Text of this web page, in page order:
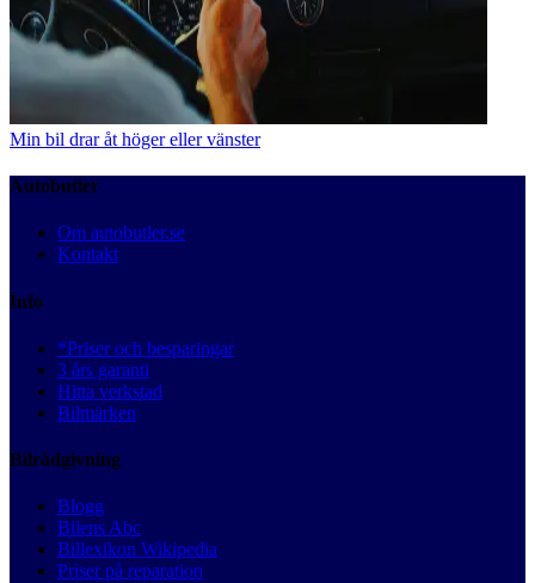
Min bil drar åt höger eller vänster
Autobutler
Om autobutler.se
Kontakt
Info
*Priser och besparingar
3 års garanti
Hitta verkstad
Bilmärken
Bilrådgivning
Blogg
Bilens Abc
Billexikon Wikipedia
Priser på reparation